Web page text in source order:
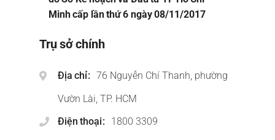
Minh cấp lần thứ 6 ngày 08/11/2017
Trụ sở chính
Địa chỉ
76 Nguyễn Chí Thanh, phường
Vườn Lài, TP. HCM
Điện thoại
1800 3309